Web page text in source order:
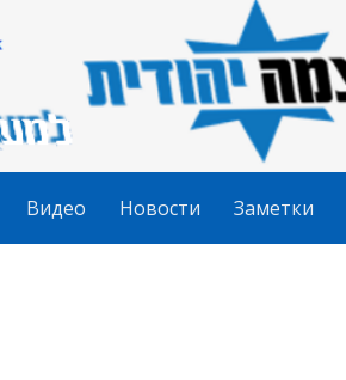
Видео Новости Заметки